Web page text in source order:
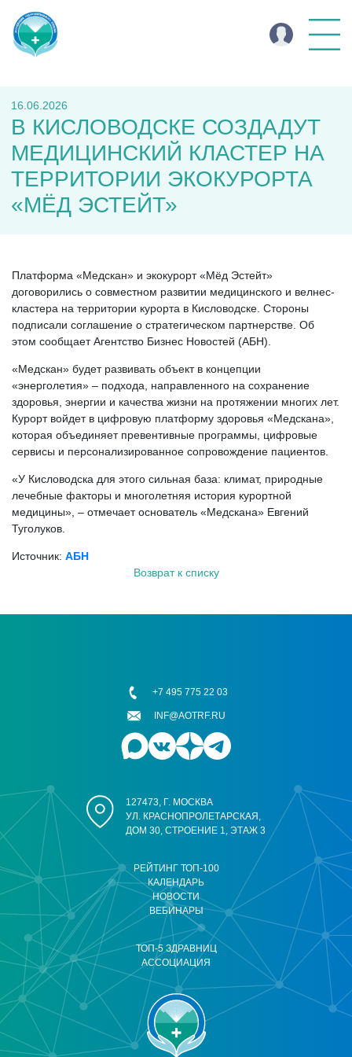
16.06.2026
В КИСЛОВОДСКЕ СОЗДАДУТ
МЕДИЦИНСКИЙ КЛАСТЕР НА
ТЕРРИТОРИИ ЭКОКУРОРТА
«МЁД ЭСТЕЙТ»
Платформа «Медскан» и экокурорт «Мёд Эстейт»
договорились о совместном развитии медицинского и велнес-
кластера на территории курорта в Кисловодске. Стороны
подписали соглашение о стратегическом партнерстве. Об
этом сообщает Агентство Бизнес Новостей (АБН).
«Медскан» будет развивать объект в концепции
«энерголетия» – подхода, направленного на сохранение
здоровья, энергии и качества жизни на протяжении многих лет.
Курорт войдет в цифровую платформу здоровья «Медскана»,
которая объединяет превентивные программы, цифровые
сервисы и персонализированное сопровождение пациентов.
«У Кисловодска для этого сильная база: климат, природные
лечебные факторы и многолетняя история курортной
медицины», – отмечает основатель «Медскана» Евгений
Туголуков.
Источник: АБН
Возврат к списку
РЕЙТИНГ ТОП-100
КАЛЕНДАРЬ
НОВОСТИ
ВЕБИНАРЫ
ТОП-5 ЗДРАВНИЦ
АССОЦИАЦИЯ
127473, Г. МОСКВА
УЛ. КРАСНОПРОЛЕТАРСКАЯ,
ДОМ 30, СТРОЕНИЕ 1, ЭТАЖ 3
+7 495 775 22 03
INF@AOTRF.RU